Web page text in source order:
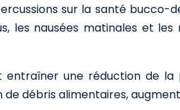
sur la santé bucco-
les nausées matinales et
une réduction de
débris alimentaires,